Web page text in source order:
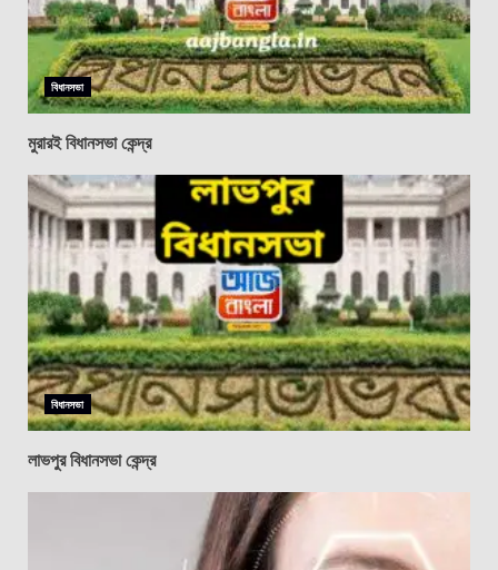
বিধানসভা
মুরারই বিধানসভা কেন্দ্র
বিধানসভা
লাভপুর বিধানসভা কেন্দ্র